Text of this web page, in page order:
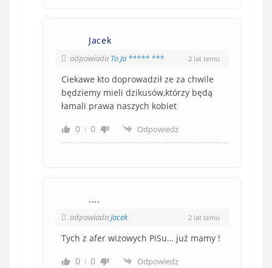
Jacek
odpowiada To Ja ***** *** 2 lat temu
Ciekawe kto doprowadził ze za chwile
będziemy mieli dzikusów,którzy będą
łamali prawa naszych kobiet
0
0 Odpowiedz
....
odpowiadaJacek 2 lat temu
Tych z afer wizowych PiSu… już mamy !
0
0 Odpowiedz